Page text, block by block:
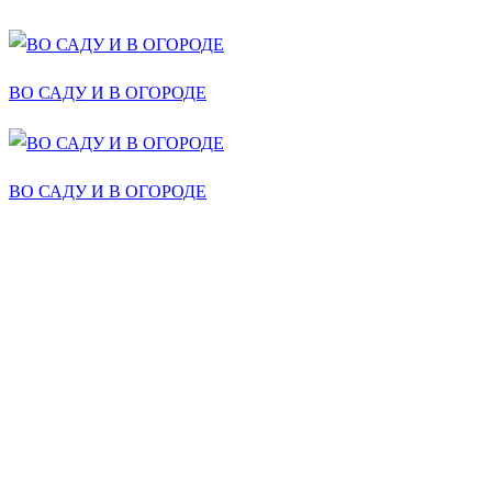
ВО САДУ И В ОГОРОДЕ
ВО САДУ И В ОГОРОДЕ